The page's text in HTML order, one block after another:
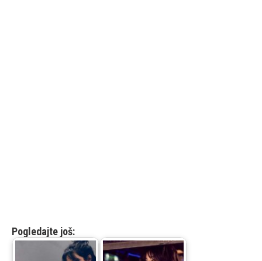
Pogledajte još: